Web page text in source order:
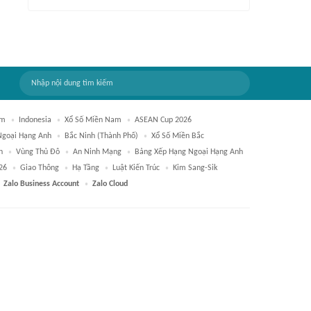
Indonesia Xổ Số Miền Nam
ASEAN Cup 2026
Hạng Anh
Bắc Ninh (thành Phố)
Xổ Số Miền Bắc
Vùng Thủ Đô An Ninh Mạng
Bảng Xếp Hạng Ngoại Hạng Anh
Giao Thông Hạ Tầng Luật Kiến Trúc
Kim Sang-Sik
Zalo Business Account
Zalo Cloud